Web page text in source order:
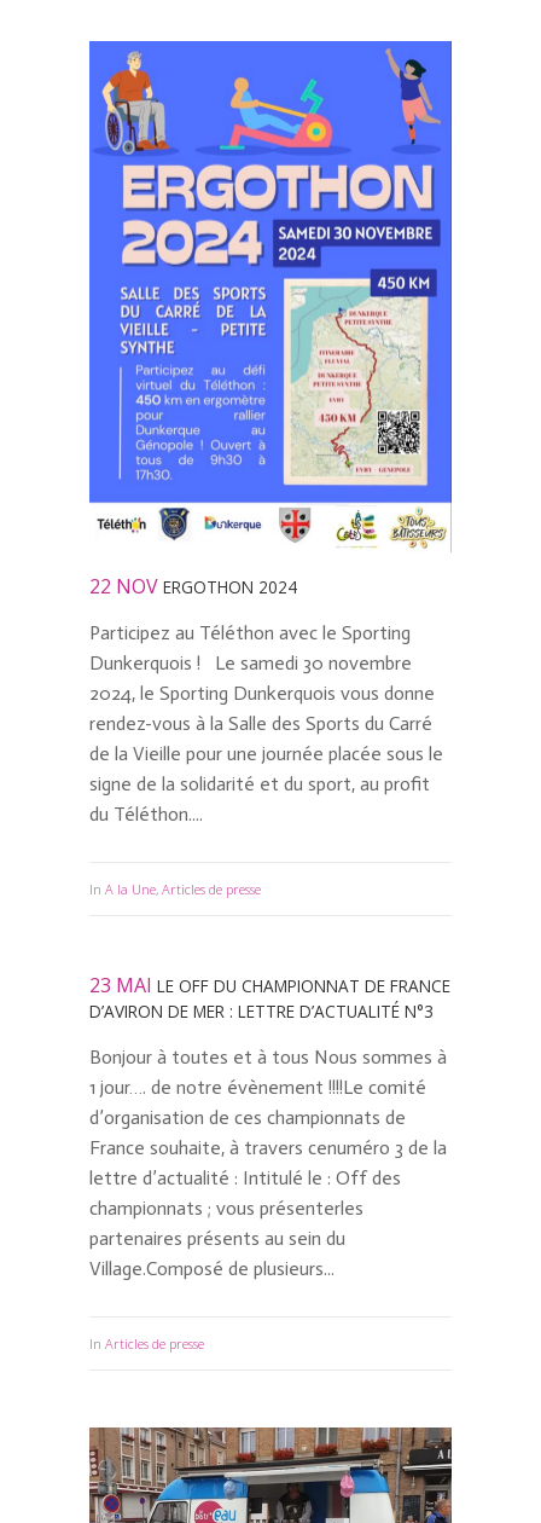
22 NOV ERGOTHON 2024
Participez au Téléthon avec le Sporting
Dunkerquois ! Le samedi 30 novembre
2024, le Sporting Dunkerquois vous donne
rendez-vous à la Salle des Sports du Carré
de la Vieille pour une journée placée sous le
signe de la solidarité et du sport, au profit
du Téléthon....
In A la Une, Articles de presse
23 MAI LE OFF DU CHAMPIONNAT DE FRANCE
D’AVIRON DE MER : LETTRE D’ACTUALITÉ N°3
Bonjour à toutes et à tous Nous sommes à
1 jour…. de notre évènement !!!!Le comité
d’organisation de ces championnats de
France souhaite, à travers cenuméro 3 de la
lettre d’actualité : Intitulé le : Off des
championnats ; vous présenterles
partenaires présents au sein du
Village.Composé de plusieurs...
In Articles de presse